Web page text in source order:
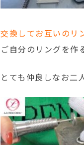
交換してお互いのリ
ご自分のリングを作
とても仲良しなお二